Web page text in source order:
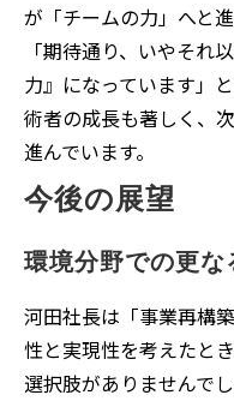
が「チームの力」へと
「期待通り、いやそれ
力』になっています」
術者の成長も著しく、
進んでいます。
今後の展望
環境分野での更な
河田社長は「事業再構
性と実現性を考えたと
選択肢がありませんで